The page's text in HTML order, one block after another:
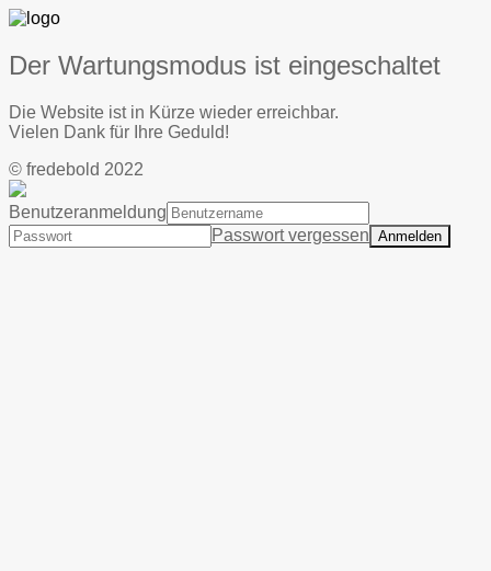
Der Wartungsmodus ist eingeschaltet
Die Website ist in Kürze wieder erreichbar.
Vielen Dank für Ihre Geduld!
© fredebold 2022
Benutzeranmeldung
Passwort vergessen